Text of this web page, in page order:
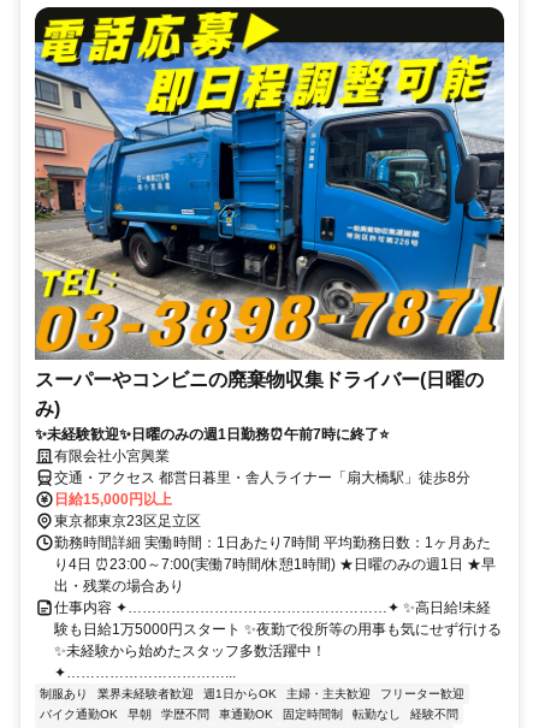
スーパーやコンビニの廃棄物収集ドライバー(日曜の
み)
✨未経験歓迎✨日曜のみの週1日勤務⏰午前7時に終了⭐
有限会社小宮興業
交通・アクセス 都営日暮里・舎人ライナー「扇大橋駅」徒歩8分
日給15,000円以上
東京都東京23区足立区
勤務時間詳細 実働時間：1日あたり7時間 平均勤務日数：1ヶ月あた
り4日 ⏰23:00～7:00(実働7時間/休憩1時間) ★日曜のみの週1日 ★早
出・残業の場合あり
仕事内容 ✦………………………………………………✦ ✨高日給!未経
験も日給1万5000円スタート ✨夜勤で役所等の用事も気にせず行ける
✨未経験から始めたスタッフ多数活躍中！
✦……………………………...
制服あり 業界未経験者歓迎 週1日からOK 主婦・主夫歓迎
フリーター歓迎
バイク通勤OK
早朝 学歴不問 車通勤OK 固定時間制 転勤なし
経験不問